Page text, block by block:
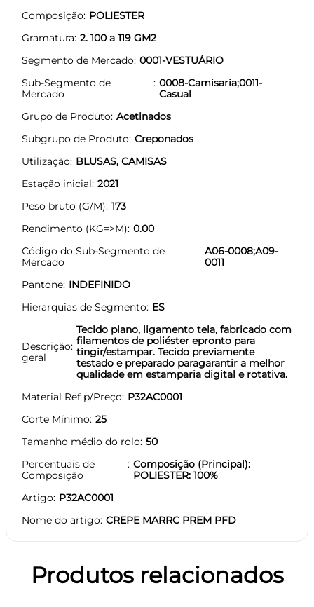
Composição POLIESTER
Gramatura 2. 100 a 119 GM2
Segmento de Mercado 0001-VESTUÁRIO
Sub-Segmento de
Mercado
0008-Camisaria;0011-
Casual
Grupo de Produto Acetinados
Subgrupo de Produto Creponados
Utilização BLUSAS, CAMISAS
Estação inicial 2021
Peso bruto (G/M) 173
Rendimento (KG=>M) 0.00
Código do Sub-Segmento de
Mercado
A06-0008;A09-
0011
Pantone INDEFINIDO
Hierarquias de Segmento ES
Descrição
geral
Tecido plano, ligamento tela, fabricado com
filamentos de poliéster epronto para
tingir/estampar. Tecido previamente
testado e preparado paragarantir a melhor
qualidade em estamparia digital e rotativa.
Material Ref p/Preço P32AC0001
Corte Mínimo 25
Tamanho médio do rolo 50
Percentuais de
Composição
Composição (Principal):
POLIESTER: 100%
Artigo P32AC0001
Nome do artigo CREPE MARRC PREM PFD
Produtos relacionados